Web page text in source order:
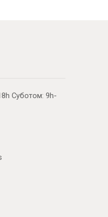
Суботом: 9h-